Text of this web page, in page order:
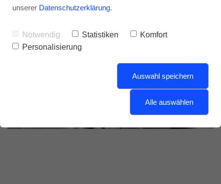
unserer Datenschutzerklärung.
Notwendig Statistiken
Komfort
Personalisierung
Auswahl speichern
Alle auswählen